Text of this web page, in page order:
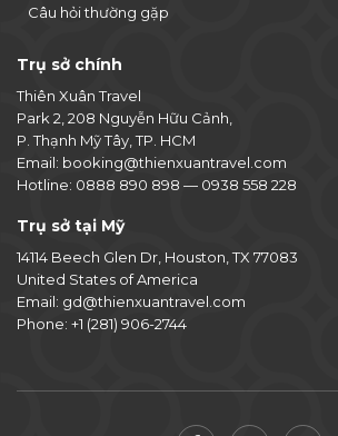
Câu hỏi thường gặp
Trụ sở chính
Thiên Xuân Travel
Park 2, 208 Nguyễn Hữu Cảnh,
P. Thạnh Mỹ Tây, TP. HCM
Email: booking@thienxuantravel.com
Hotline: 0888 890 898 — 0938 558 228
Trụ sở tại Mỹ
14114 Beech Glen Dr, Houston, TX 77083
United States of America
Email: gd@thienxuantravel.com
Phone: +1 (281) 906-2744